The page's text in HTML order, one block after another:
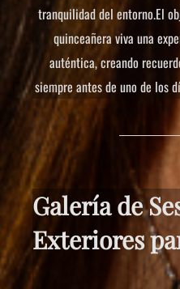
tranquilidad del entorno.El
quinceañera viva una
auténtica, creando
siempre antes de uno de los
Galería de
Exteriores